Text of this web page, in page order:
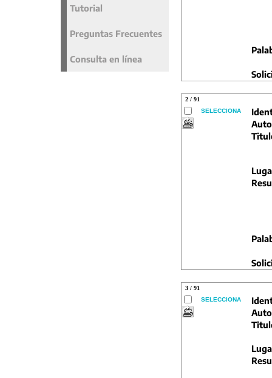
Tutorial
Preguntas Frecuentes
Consulta en línea
2 / 91
SELECCIONA
3 / 91
SELECCIONA